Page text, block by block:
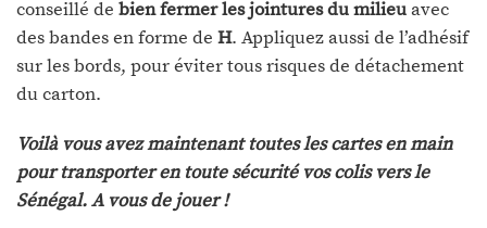
conseillé de bien fermer les jointures du milieuavec
des bandes en forme de H. Appliquez aussi de l’adhésif
sur les bords, pour éviter tous risques de détachement
du carton.
Voilà vous avez maintenant toutes les cartes en main
pour transporter en toute sécurité vos colis vers le
Sénégal. A vous de jouer !